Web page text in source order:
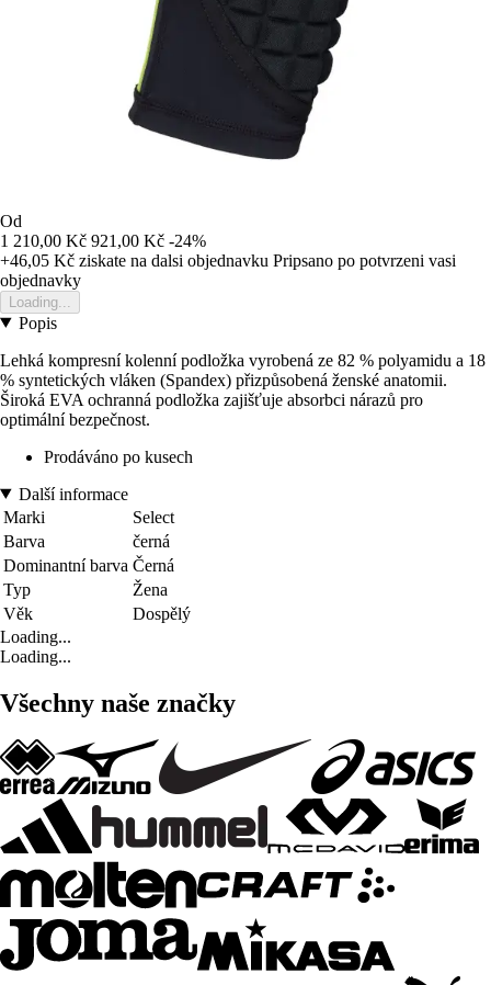
Od
1 210,00 Kč 921,00 Kč -24%
+46,05 Kč ziskate na dalsi objednavku Pripsano po potvrzeni vasi
objednavky
Loading...
Popis
Lehká kompresní kolenní podložka vyrobená ze 82 % polyamidu a 18
% syntetických vláken (Spandex) přizpůsobená ženské anatomii.
Široká EVA ochranná podložka zajišťuje absorbci nárazů pro
optimální bezpečnost.
Prodáváno po kusech
Další informace
Marki
Select
Barva
černá
Dominantní barva Černá
Typ
Žena
Věk
Dospělý
Loading...
Loading...
Všechny naše značky